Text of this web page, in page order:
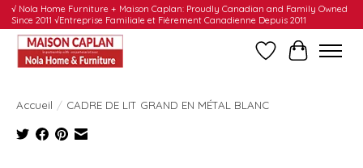
√ Nola Home Furniture + Maison Caplan: Proudly Canadian and Family Owned
Since 2011 √Entreprise Familiale et Fièrement Canadienne Depuis 2011
Liste dePanier
Accueil / CADRE DE LIT GRAND EN MÉTAL BLANC